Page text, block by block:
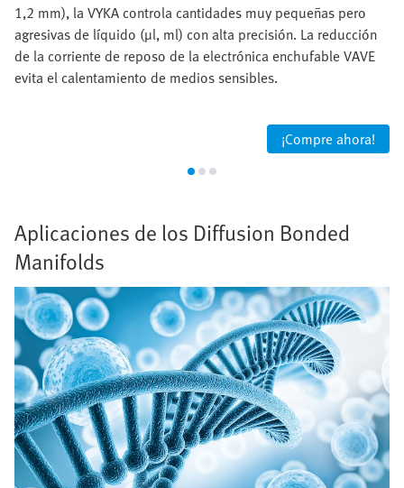
1,2 mm), la VYKA controla cantidades muy pequeñas pero
agresivas de líquido (µl, ml) con alta precisión. La reducción
de la corriente de reposo de la electrónica enchufable VAVE
evita el calentamiento de medios sensibles.
¡Compre ahora!
Aplicaciones de los Diffusion Bonded
Manifolds